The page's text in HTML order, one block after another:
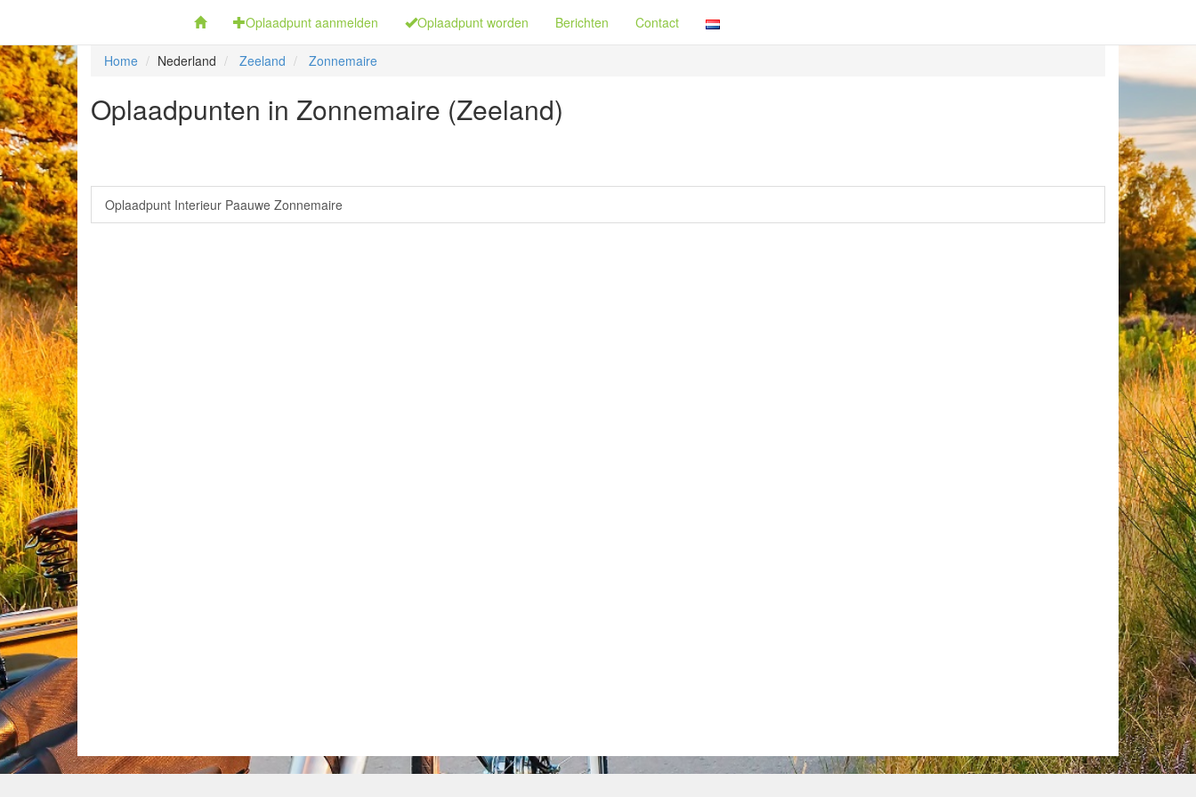
Oplaadpunt aanmelden Oplaadpunt worden Berichten Contact
Home Nederland Zeeland Zonnemaire
Oplaadpunten in Zonnemaire (Zeeland)
Oplaadpunt Interieur Paauwe Zonnemaire